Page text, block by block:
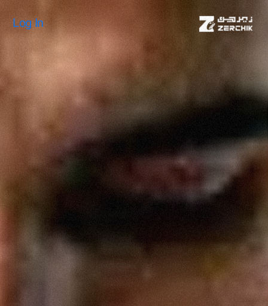
Log In
Log In